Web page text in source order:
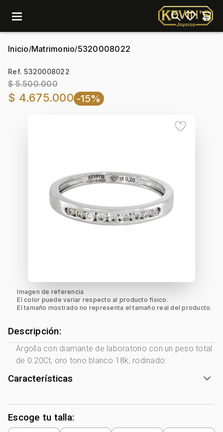
menu
Inicio/Matrimonio/5320008022
Ref. 5320008022
$ 5.500.000
$ 4.675.000 -15%
Imagen de referencia
El color puede variar respecto al producto físico.
El tamaño mostrado no representa el tamaño real del producto.
Descripción:
Argolla con diamante de laboratorio con un peso total
de 0.20Ct, oro tono blanco 18k, rodinado:
Características
Tono Metal: Blanco
Metal: Oro 18 Kilates
Forma:
Escoge tu talla: